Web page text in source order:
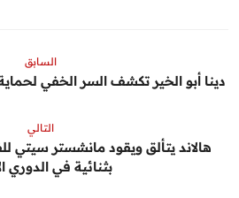
السابق
دينا أبو الخير تكشف السر الخفي
التالي
هالاند يتألق ويقود مانشستر سيتي
بثنائية في الدوري